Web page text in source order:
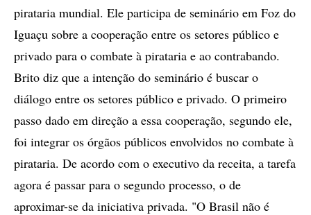
pirataria mundial. Ele participa de seminário em Foz do
Iguaçu sobre a cooperação entre os setores público e
privado para o combate à pirataria e ao contrabando.
Brito diz que a intenção do seminário é buscar o
diálogo entre os setores público e privado. O primeiro
passo dado em direção a essa cooperação, segundo ele,
foi integrar os órgãos públicos envolvidos no combate à
pirataria. De acordo com o executivo da receita, a tarefa
agora é passar para o segundo processo, o de
aproximar-se da iniciativa privada. "O Brasil não é